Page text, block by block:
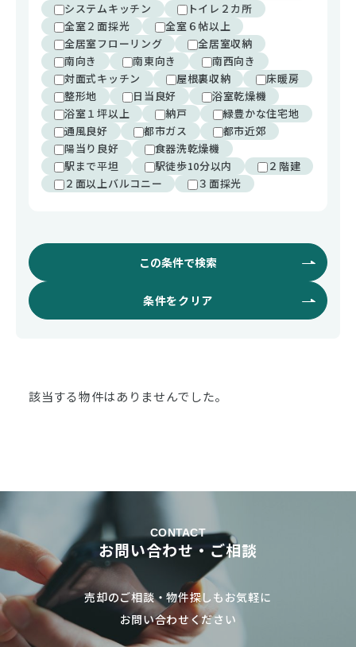
システムキッチン
トイレ２カ所
全室２面採光
全室６帖以上
全居室フローリング
全居室収納
南向き
南東向き
南西向き
対面式キッチン
屋根裏収納
床暖房
整形地
日当良好
浴室乾燥機
浴室１坪以上
納戸
緑豊かな住宅地
通風良好
都市ガス
都市近郊
陽当り良好
食器洗乾燥機
駅まで平坦
駅徒歩10分以内
２階建
２面以上バルコニー
３面採光
この条件で検索
条件をクリア
該当する物件はありませんでした。
CONTACT
お問い合わせ・ご相談
売却のご相談・物件探しもお気軽に
お問い合わせください